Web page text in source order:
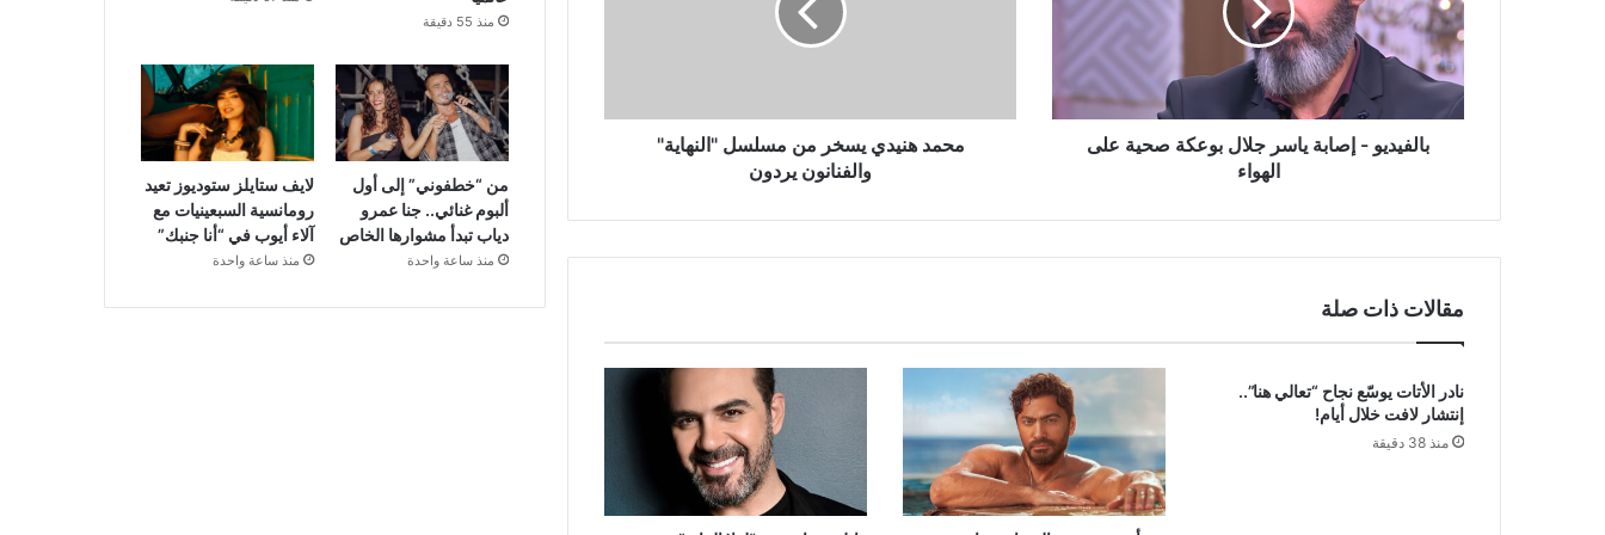
جلال
بوعكة
صحية
على
الهواء
بالفيديو - إصابة ياسر جلال بوعكة صحية على
الهواء
محمد هنيدي يسخر من مسلسل "النهاية"
والفنانون يردون
مقالات ذات صلة
نادر الأتات يوسّع نجاح “تعالي هنا”..
إنتشار لافت خلال أيام!
منذ 38 دقيقة
منذ 55 دقيقة
من “خطفوني” إلى أول
ألبوم غنائي.. جنا عمرو
دياب تبدأ مشوارها الخاص
منذ ساعة واحدة
لايف ستايلز ستوديوز تعيد
رومانسية السبعينيات مع
آلاء أيوب في “أنا جنبك”
منذ ساعة واحدة